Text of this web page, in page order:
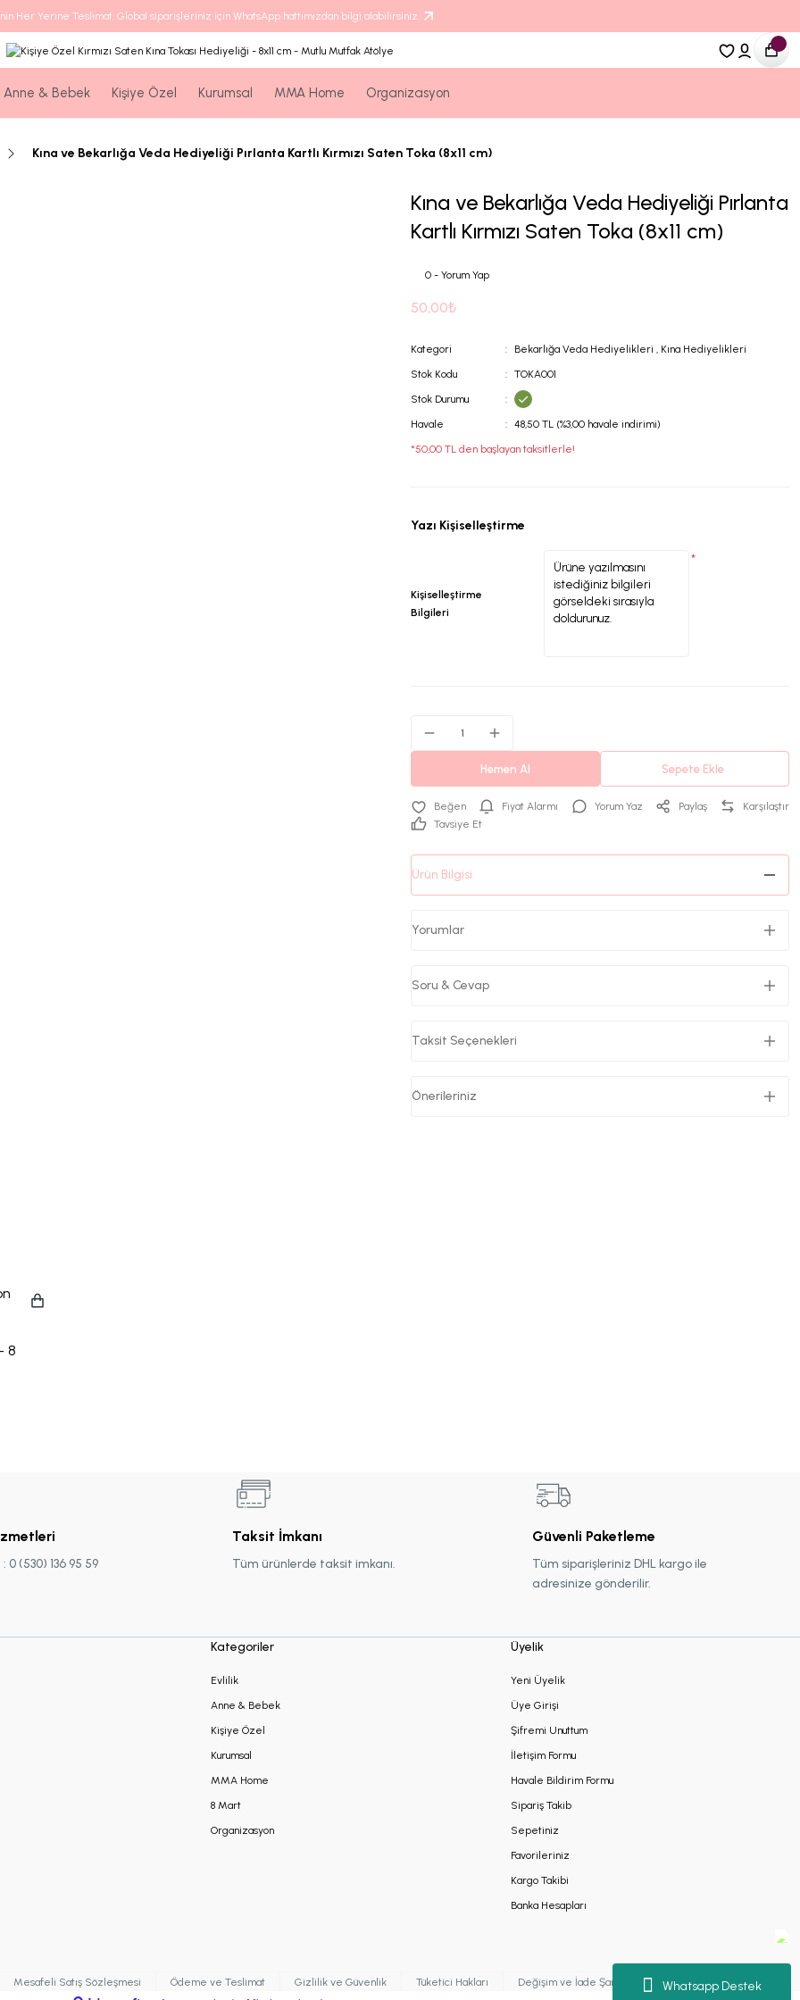
Her Yerine Teslimat. Global siparişleriniz için WhatsApp hattımızdan bilgi alabilirsiniz.
Whatsapp Destek
Anne & Bebek Kişiye Özel Kurumsal MMA Home Organizasyon
Kına ve Bekarlığa Veda Hediyeliği Pırlanta Kartlı Kırmızı Saten Toka (8x11 cm)
Kına ve Bekarlığa Veda Hediyeliği Pırlanta
Kartlı Kırmızı Saten Toka (8x11 cm)
0 - Yorum Yap
50,00₺
Kategori Bekarlığa Veda Hediyelikleri , Kına Hediyelikleri
Stok Kodu
TOKA001
Stok Durumu
Havale
48,50 TL (%3,00 havale indirimi)
*50,00 TL den başlayan taksitlerle!
Yazı Kişiselleştirme
Kişiselleştirme
Bilgileri
*
Hemen Al Sepete Ekle
Fiyat Alarmı Yorum Yaz Paylaş
Karşılaştır
Tavsiye Et
Ürün Bilgisi
Yorumlar
Soru & Cevap
Taksit Seçenekleri
Önerileriniz
8
0 (530) 136 95 59
Taksit İmkanı
Tüm ürünlerde taksit imkanı.
Güvenli Paketleme
Tüm siparişleriniz DHL kargo ile
adresinize gönderilir.
Kategoriler
Evlilik
Anne & Bebek
Kişiye Özel
Kurumsal
MMA Home
8 Mart
Organizasyon
Üyelik
Yeni Üyelik
Üye Girişi
Şifremi Unuttum
İletişim Formu
Havale Bildirim Formu
Sipariş Takib
Sepetiniz
Favorileriniz
Kargo Takibi
Banka Hesapları
Mesafeli Satış Sözleşmesi Ödeme ve Teslimat Gizlilik ve Güvenlik Tüketici Hakları Değişim ve İade Şartları Kişisel Verilerin Korunması